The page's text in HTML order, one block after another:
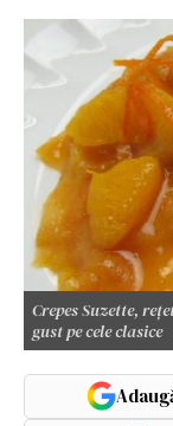
Crepes Suzette,
gust pe cele clasice